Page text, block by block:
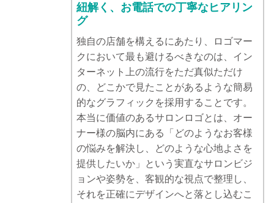
紐解く、お電話での丁寧なヒアリン
グ
独自の店舗を構えるにあたり、ロゴマー
クにおいて最も避けるべきなのは、イン
ターネット上の流行をただ真似ただけ
の、どこかで見たことがあるような簡易
的なグラフィックを採用することです。
本当に価値のあるサロンロゴとは、オー
ナー様の脳内にある「どのようなお客様
の悩みを解決し、どのような心地よさを
提供したいか」という実直なサロンビジ
ョンや姿勢を、客観的な視点で整理し、
それを正確にデザインへと落とし込むこ